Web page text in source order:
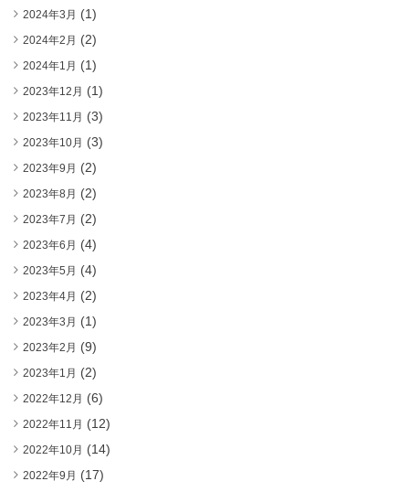
2024年3月 (1)
2024年2月 (2)
2024年1月 (1)
2023年12月 (1)
2023年11月 (3)
2023年10月 (3)
2023年9月 (2)
2023年8月 (2)
2023年7月 (2)
2023年6月 (4)
2023年5月 (4)
2023年4月 (2)
2023年3月 (1)
2023年2月 (9)
2023年1月 (2)
2022年12月 (6)
2022年11月 (12)
2022年10月 (14)
2022年9月 (17)